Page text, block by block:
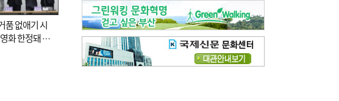
품 없애기 시
화 한정돼 실
우리 결혼해요-[전체보기]
우리 결혼해요- 김홍윤·정세빈 커플